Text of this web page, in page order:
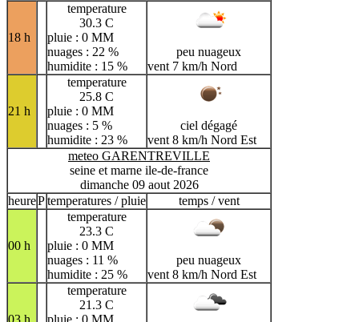
18 h
temperature
30.3 C
pluie : 0 MM
nuages : 22 %
humidite : 15 %
peu nuageux
vent 7 km/h Nord
21 h
temperature
25.8 C
pluie : 0 MM
nuages : 5 %
humidite : 23 %
ciel dégagé
vent 8 km/h Nord Est
meteo GARENTREVILLE
seine et marne ile-de-france
dimanche 09 aout 2026
heurePtemperatures / pluie temps / vent
00 h
temperature
23.3 C
pluie : 0 MM
nuages : 11 %
humidite : 25 %
peu nuageux
vent 8 km/h Nord Est
03 h
temperature
21.3 C
pluie : 0 MM